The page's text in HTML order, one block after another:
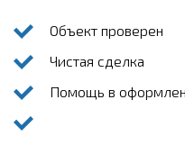
Объект проверен
Чистая сделка
Помощь в